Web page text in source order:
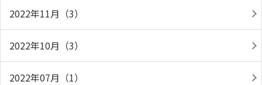
2022年11月（3）
2022年10月（3）
2022年07月（1）